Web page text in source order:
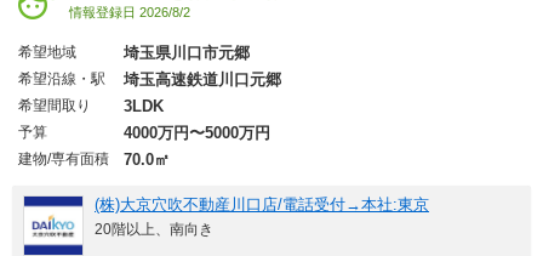
情報登録日 2026/8/2
希望地域 埼玉県川口市元郷
希望沿線・駅 埼玉高速鉄道川口元郷
希望間取り 3LDK
予算 4000万円〜5000万円
建物/専有面積 70.0㎡
(株)大京穴吹不動産川口店/電話受付→本社:東京
20階以上、南向き